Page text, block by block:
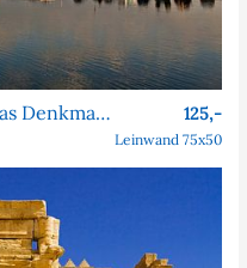
Goldene Stunde in Belém – Das Denkmal der Entdeckungen 125,-
Leinwand 75x50